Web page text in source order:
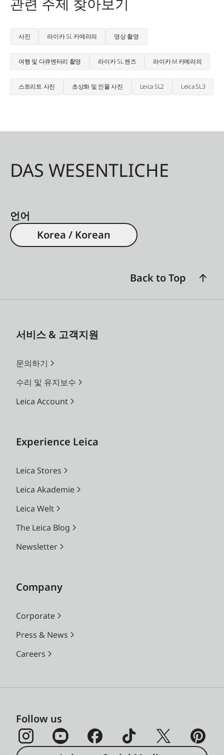
사진 라이카 SL 카메라의 영상 촬영
여행 및 다큐멘터리 촬영 라이카 SL 렌즈 라이카 M 카메라의
스트리트 사진 초상화 및 인물 사진 Leica SL2 Leica SL3
DAS WESENTLICHE
언어
Korea / Korean
Back to Top
서비스 & 고객지원
문의하기
수리 및 유지보수
Leica Account
Experience Leica
Leica Stores
Leica Akademie
Leica Welt
The Leica Blog
Newsletter
Company
Corporate
Press & News
Careers
Follow us